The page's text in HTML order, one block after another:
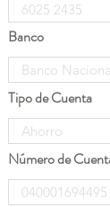
Banco
Tipo de Cuenta
Número de